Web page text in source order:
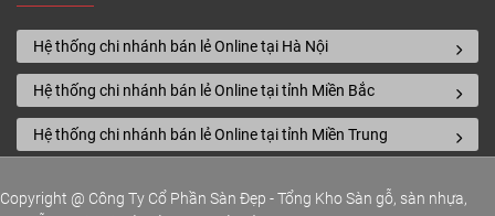
Hệ thống chi nhánh bán lẻ Online tại Hà Nội
Hệ thống chi nhánh bán lẻ Online tại tỉnh Miền Bắc
Hệ thống chi nhánh bán lẻ Online tại tỉnh Miền Trung
Copyright @ Công Ty Cổ Phần Sàn Đẹp - Tổng Kho Sàn gỗ, sàn nhựa,